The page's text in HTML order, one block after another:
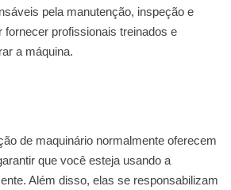
pela manutenção, inspeção e
fornecer profissionais treinados e
a máquina.
de maquinário normalmente oferecem
que você esteja usando a
Além disso, elas se responsabilizam